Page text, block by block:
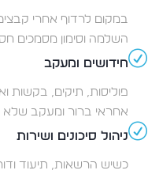
במקום לרדוף אחרי
השלמה וסימון מסמכים
חידושים ומעקב
פוליסות, תיקים, בקשות
אחראי ברור ומעקב שלא
ניהול סיכונים ושירות
כשיש הרשאות, תיעוד